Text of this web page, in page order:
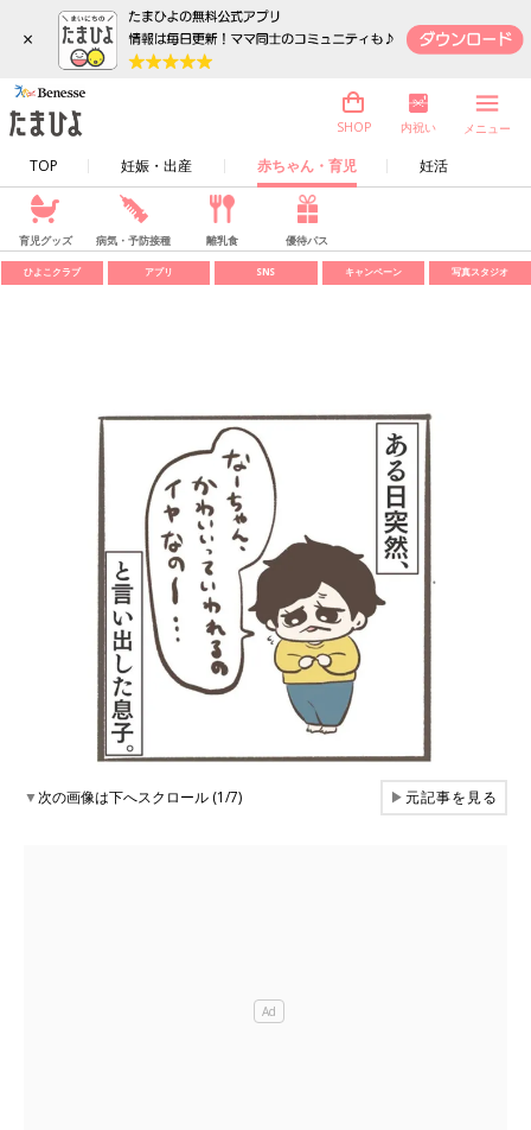
×
TOP 妊娠・出産 赤ちゃん・育児 妊活
SHOP 内祝い メニュー
育児グッズ 病気・予防接種 離乳食 優待パス
ひよこクラブ アプリ SNS キャンペーン 写真スタジオ
▼次の画像は下へスクロール (1/7) ▶元記事を見る